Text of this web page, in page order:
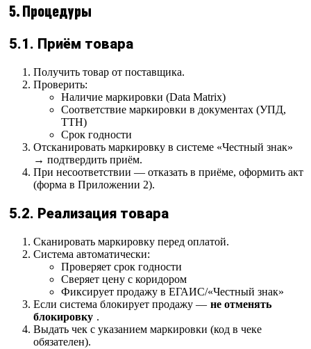
5. Процедуры
5.1. Приём товара
Получить товар от поставщика.
Проверить:
Наличие маркировки (Data Matrix)
Соответствие маркировки в документах (УПД,
ТТН)
Срок годности
Отсканировать маркировку в системе «Честный знак»
→ подтвердить приём.
При несоответствии — отказать в приёме, оформить акт
(форма в Приложении 2).
5.2. Реализация товара
Сканировать маркировку перед оплатой.
Система автоматически:
Проверяет срок годности
Сверяет цену с коридором
Фиксирует продажу в ЕГАИС/«Честный знак»
Если система блокирует продажу — не отменять
блокировку .
Выдать чек с указанием маркировки (код в чеке
обязателен).